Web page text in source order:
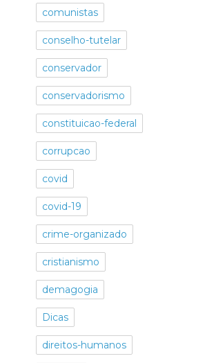
comunistas
conselho-tutelar
conservador
conservadorismo
constituicao-federal
corrupcao
covid
covid-19
crime-organizado
cristianismo
demagogia
Dicas
direitos-humanos